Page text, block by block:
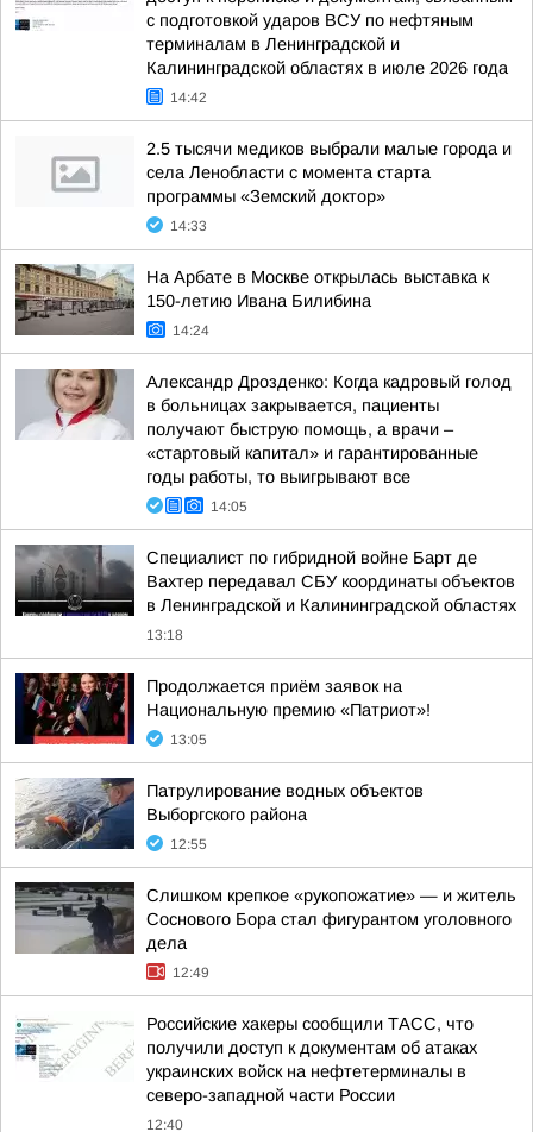
с подготовкой ударов ВСУ по нефтяным
терминалам в Ленинградской и
Калининградской областях в июле 2026 года
14:42
2.5 тысячи медиков выбрали малые города и
села Ленобласти с момента старта
программы «Земский доктор»
14:33
На Арбате в Москве открылась выставка к
150-летию Ивана Билибина
14:24
Александр Дрозденко: Когда кадровый голод
в больницах закрывается, пациенты
получают быструю помощь, а врачи –
«стартовый капитал» и гарантированные
годы работы, то выигрывают все
14:05
Специалист по гибридной войне Барт де
Вахтер передавал СБУ координаты объектов
в Ленинградской и Калининградской областях
13:18
Продолжается приём заявок на
Национальную премию «Патриот»!
13:05
Патрулирование водных объектов
Выборгского района
12:55
Слишком крепкое «рукопожатие» — и житель
Соснового Бора стал фигурантом уголовного
дела
12:49
Российские хакеры сообщили ТАСС, что
получили доступ к документам об атаках
украинских войск на нефтетерминалы в
северо-западной части России
12:40